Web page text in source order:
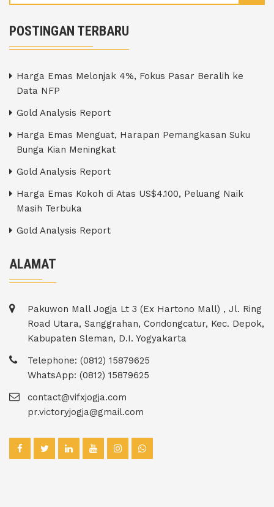
POSTINGAN TERBARU
Harga Emas Melonjak 4%, Fokus Pasar Beralih ke
Data NFP
Gold Analysis Report
Harga Emas Menguat, Harapan Pemangkasan Suku
Bunga Kian Meningkat
Gold Analysis Report
Harga Emas Kokoh di Atas US$4.100, Peluang Naik
Masih Terbuka
Gold Analysis Report
ALAMAT
Pakuwon Mall Jogja Lt 3 (Ex Hartono Mall) , Jl. Ring
Road Utara, Sanggrahan, Condongcatur, Kec. Depok,
Kabupaten Sleman, D.I. Yogyakarta
Telephone: (0812) 15879625
WhatsApp: (0812) 15879625
contact@vifxjogja.com
pr.victoryjogja@gmail.com